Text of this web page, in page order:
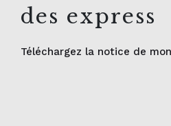
des express
Téléchargez la notice de